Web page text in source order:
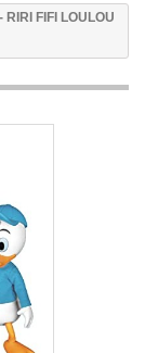
FIFI LOULOU